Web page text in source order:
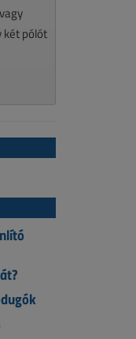
két pólót